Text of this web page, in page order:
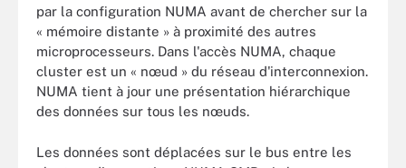
par la configuration NUMA avant de chercher sur la
« mémoire distante » à proximité des autres
microprocesseurs. Dans l'accès NUMA, chaque
cluster est un « nœud » du réseau d'interconnexion.
NUMA tient à jour une présentation hiérarchique
des données sur tous les nœuds.
Les données sont déplacées sur le bus entre les